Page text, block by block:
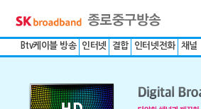
Btv케이블 방송 인터넷 결합 인터넷전화 채널